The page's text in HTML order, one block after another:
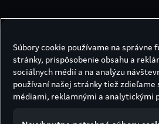
Súbory cookie používame na správne
stránky, prispôsobenie obsahu a
sociálnych médií a na analýzu
používaní našej stránky tiež zdieľame
médiami, reklamnými a analytickými